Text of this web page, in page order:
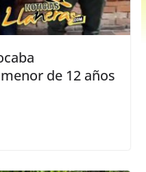
de 12 años